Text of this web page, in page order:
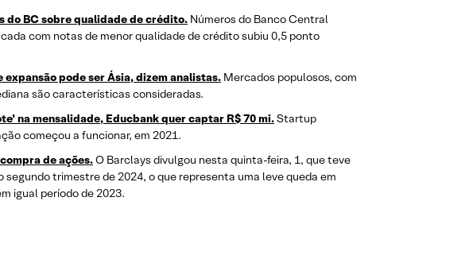
do BC sobre qualidade de crédito. Números do Banco Central
com notas de menor qualidade de crédito subiu 0,5 ponto
pode ser Ásia, dizem analistas. Mercados populosos, com
são características consideradas.
na mensalidade, Educbank quer captar R$ 70 mi.Startup
começou a funcionar, em 2021.
de ações.O Barclays divulgou nesta quinta-feira, 1, que teve
trimestre de 2024, o que representa uma leve queda em
igual período de 2023.